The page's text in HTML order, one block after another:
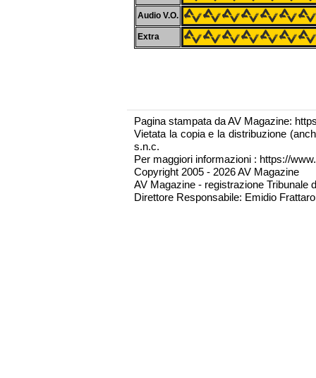
Audio V.O.
Extra
Pagina stampata da AV Magazine:
Vietata la copia e la distribuzione
s.n.c.
Per maggiori informazioni : https://
Copyright 2005 - 2026 AV Magazine
AV Magazine - registrazione Tribunale
Direttore Responsabile: Emidio